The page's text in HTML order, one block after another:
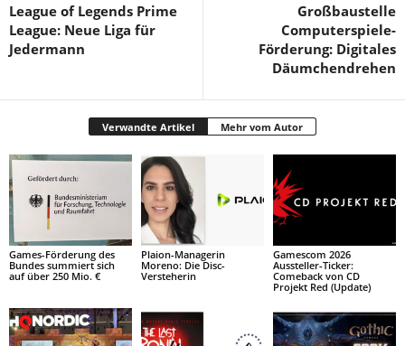
League of Legends Prime
League: Neue Liga für
Jedermann
Großbaustelle
Computerspiele-
Förderung: Digitales
Däumchendrehen
Verwandte Artikel Mehr vom Autor
Games-Förderung des
Bundes summiert sich
auf über 250 Mio. €
Plaion-Managerin
Moreno: Die Disc-
Versteherin
Gamescom 2026
Aussteller-Ticker:
Comeback von CD
Projekt Red (Update)